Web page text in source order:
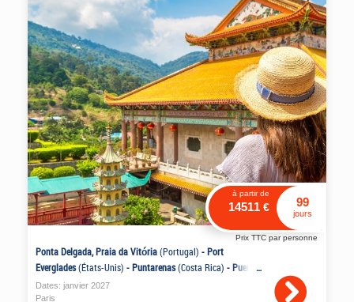
à partir de
14511€ 99
jours
Prix TTC par personne
Ponta Delgada, Praia da Vitória(Portugal) -Port
Everglades(États-Unis) -Puntarenas(Costa Rica) -Puerto
Vallarta(Mexique)-
(Australie)
Dates: janvier 2027
Paris